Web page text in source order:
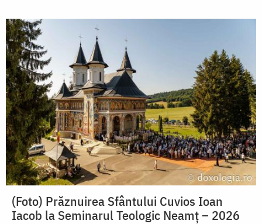
(Foto) Prăznuirea Sfântului Cuvios Ioan
Iacob la Seminarul Teologic Neamț – 2026